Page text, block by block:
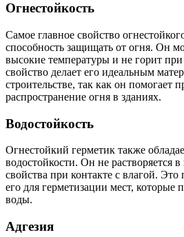
Огнестойкость
Самое главное свойство
способность защищать от огня. Он
высокие температуры и не горит
свойство делает его идеальным
строительстве, так как он помогает
распространение огня в зданиях.
Водостойкость
Огнестойкий герметик также
водостойкости. Он не растворяется в
свойства при контакте с влагой. Это
его для герметизации мест,
воды.
Адгезия